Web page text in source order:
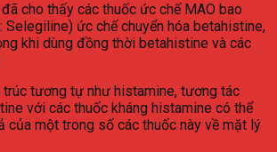
cho thấy các thuốc ức chế MAO bao
Selegiline) ức chế chuyển hóa betahistine,
khi dùng đồng thời betahistine và các
trúc tương tự như histamine, tương tác
với các thuốc kháng histamine có thể
của một trong số các thuốc này về mặt lý